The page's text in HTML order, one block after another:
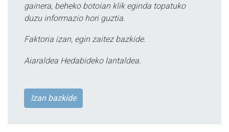
gainera, beheko botoian klik eginda topatuko
duzu informazio hori guztia.
Faktoria izan, egin zaitez bazkide.
Aiaraldea Hedabideko lantaldea.
Izan bazkide